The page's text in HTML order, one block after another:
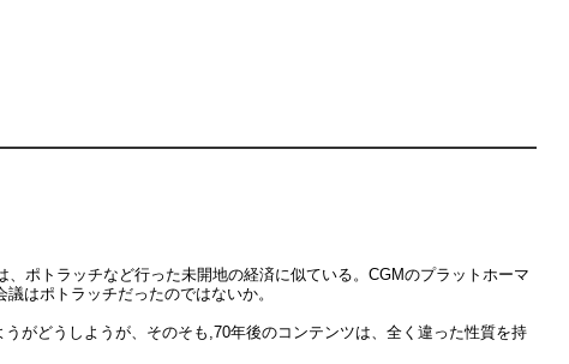
ポトラッチなど行った未開地の経済に似ている。CGMのプラットホーマ
はポトラッチだったのではないか。
がどうしようが、そのそも,70年後のコンテンツは、全く違った性質を持